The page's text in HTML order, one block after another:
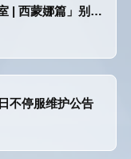
蒙娜篇」别逗我笑了
不停服维护公告